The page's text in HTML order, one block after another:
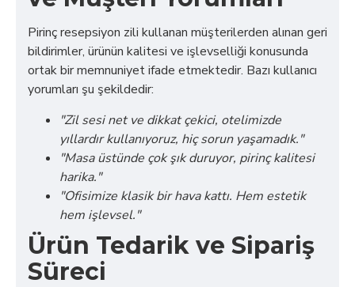
Pirinç resepsiyon zili kullanan müşterilerden alınan geri
bildirimler, ürünün kalitesi ve işlevselliği konusunda
ortak bir memnuniyet ifade etmektedir. Bazı kullanıcı
yorumları şu şekildedir:
"Zil sesi net ve dikkat çekici, otelimizde
yıllardır kullanıyoruz, hiç sorun yaşamadık."
"Masa üstünde çok şık duruyor, pirinç kalitesi
harika."
"Ofisimize klasik bir hava kattı. Hem estetik
hem işlevsel."
Ürün Tedarik ve Sipariş
Süreci